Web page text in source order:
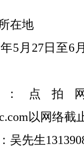
在地
年5月27日至6
点拍
以网络截
吴先生